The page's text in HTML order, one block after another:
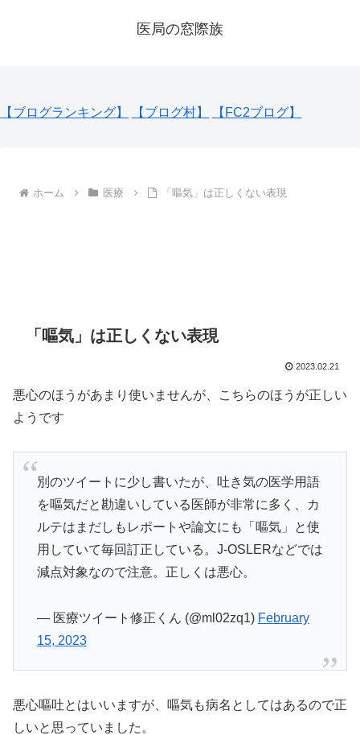
医局の窓際族
【ブログランキング】 【ブログ村】 【FC2ブログ】
ホーム 医療 「嘔気」は正しくない表現
「嘔気」は正しくない表現
2023.02.21
悪心のほうがあまり使いませんが、こちらのほうが正しい
ようです
別のツイートに少し書いたが、吐き気の医学用語
を嘔気だと勘違いしている医師が非常に多く、カ
ルテはまだしもレポートや論文にも「嘔気」と使
用していて毎回訂正している。J-OSLERなどでは
減点対象なので注意。正しくは悪心。
— 医療ツイート修正くん (@ml02zq1) February
15, 2023
悪心嘔吐とはいいますが、嘔気も病名としてはあるので正
しいと思っていました。